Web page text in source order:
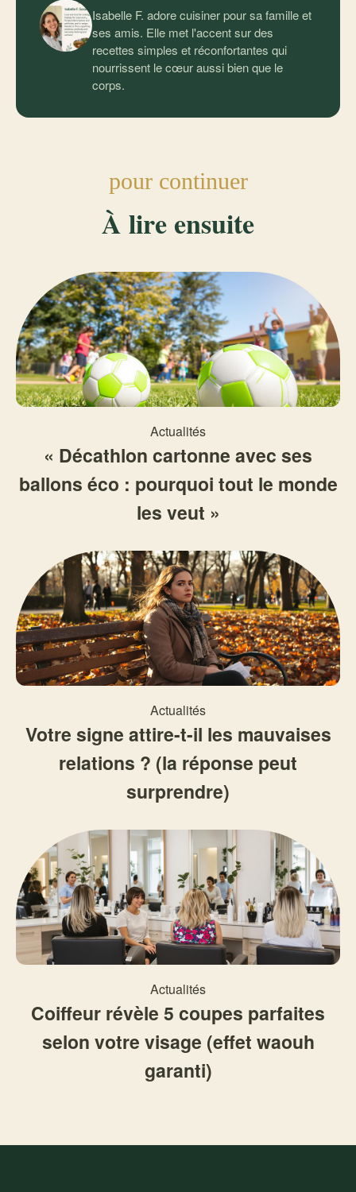
Isabelle F. adore cuisiner pour sa famille et
ses amis. Elle met l'accent sur des
recettes simples et réconfortantes qui
nourrissent le cœur aussi bien que le
corps.
pour continuer
À lire ensuite
Actualités
« Décathlon cartonne avec ses
ballons éco : pourquoi tout le monde
les veut »
Actualités
Votre signe attire-t-il les mauvaises
relations ? (la réponse peut
surprendre)
Actualités
Coiffeur révèle 5 coupes parfaites
selon votre visage (effet waouh
garanti)